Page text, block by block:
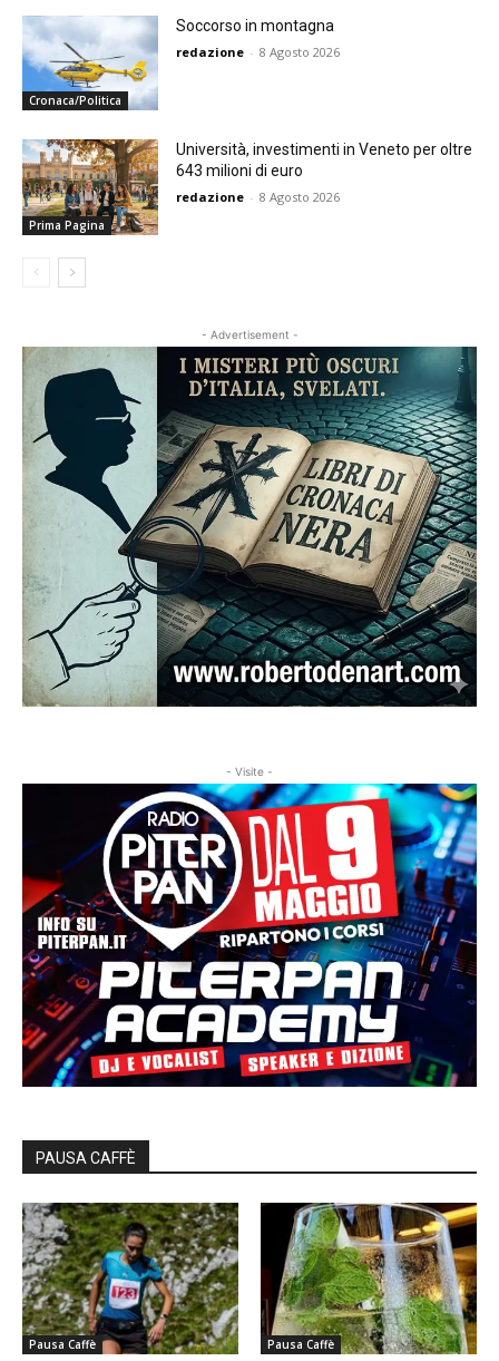
Cronaca/Politica
Soccorso in montagna
redazione - 8 Agosto 2026
Prima Pagina
Università, investimenti in Veneto per oltre
643 milioni di euro
redazione - 8 Agosto 2026
- Advertisement -
- Visite -
PAUSA CAFFÈ
Pausa Caffè Pausa Caffè